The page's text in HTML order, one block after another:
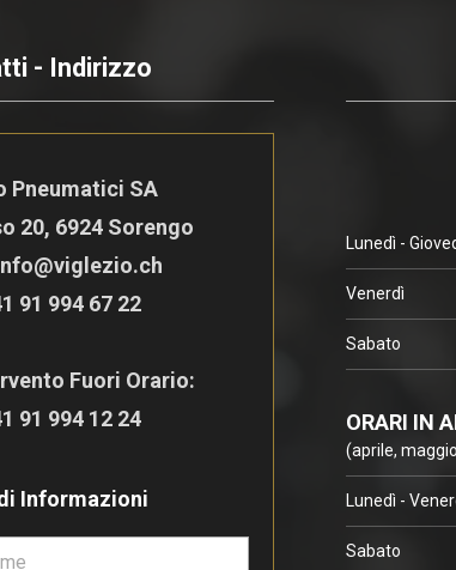
- Indirizzo
Pneumatici SA
20, 6924 Sorengo
91 994 67 22
Fuori Orario:
91 994 12 24
Informazioni
Lunedì -
Venerdì
Sabato
ORARI IN
(aprile,
Lunedì -
Sabato